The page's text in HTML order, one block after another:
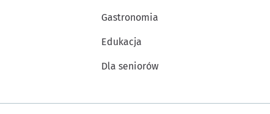
Gastronomia
Edukacja
Dla seniorów